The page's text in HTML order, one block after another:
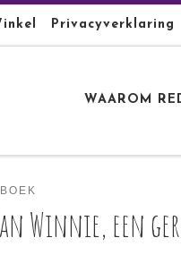
Privacyverklaring
WAAROM
Winnie, een